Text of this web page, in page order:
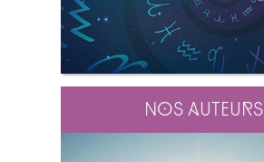
Nos auteurs